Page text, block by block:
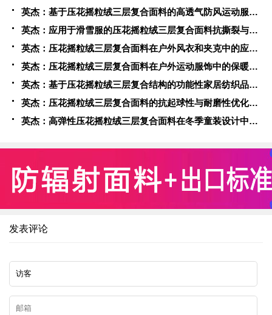
英杰：基于压花摇粒绒三层复合面料的高透气防风运动服饰开发
英杰：应用于滑雪服的压花摇粒绒三层复合面料抗撕裂与耐磨性提升技术
英杰：压花摇粒绒三层复合面料在户外风衣和夹克中的应用与性能
英杰：压花摇粒绒三层复合面料在户外运动服饰中的保暖与透气性能研究
英杰：基于压花摇粒绒三层复合结构的功能性家居纺织品开发与应用
英杰：压花摇粒绒三层复合面料的抗起球性与耐磨性优化技术分析
英杰：高弹性压花摇粒绒三层复合面料在冬季童装设计中的应用实践
发表评论